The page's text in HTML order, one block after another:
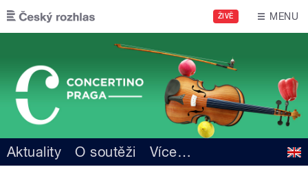
Přejít k hlavnímu obsahu
ŽIVĚ MENU
Aktuality O soutěži Více…